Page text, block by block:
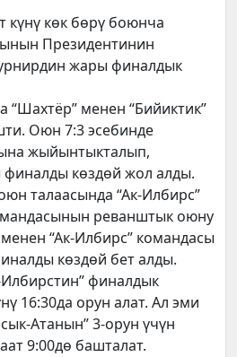
күнү көк бөрү боюнча
Президентинин
жары финалдык
менен “Бийиктик”
Оюн 7:3 эсебинде
жыйынтыкталып,
көздөй жол алды.
талаасында “Ак-Илбирс”
реванштык оюну
“Ак-Илбирс” командасы
көздөй бет алды.
Илбирстин” финалдык
16:30да орун алат. Ал эми
Атанын” 3-орун үчүн
9:00дө башталат.